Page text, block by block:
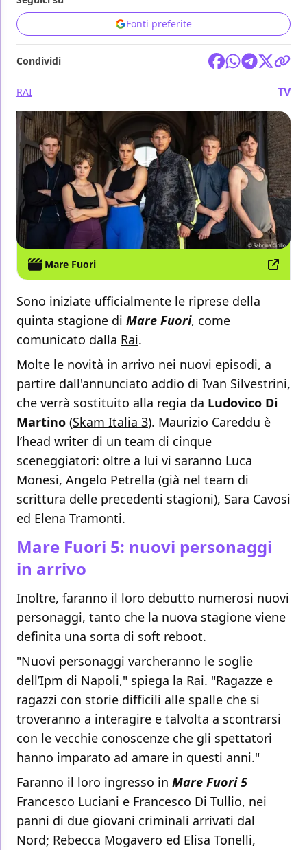
Fonti preferite
Condividi
RAI TV
Mare Fuori
Sono iniziate ufficialmente le riprese della
quinta stagione di Mare Fuori, come
comunicato dalla Rai.
Molte le novità in arrivo nei nuovi episodi, a
partire dall'annunciato addio di Ivan Silvestrini,
che verrà sostituito alla regia da Ludovico Di
Martino (Skam Italia 3). Maurizio Careddu è
l’head writer di un team di cinque
sceneggiatori: oltre a lui vi saranno Luca
Monesi, Angelo Petrella (già nel team di
scrittura delle precedenti stagioni), Sara Cavosi
ed Elena Tramonti.
Mare Fuori 5: nuovi personaggi
in arrivo
Inoltre, faranno il loro debutto numerosi nuovi
personaggi, tanto che la nuova stagione viene
definita una sorta di soft reboot.
"Nuovi personaggi varcheranno le soglie
dell’Ipm di Napoli," spiega la Rai. "Ragazze e
ragazzi con storie difficili alle spalle che si
troveranno a interagire e talvolta a scontrarsi
con le vecchie conoscenze che gli spettatori
hanno imparato ad amare in questi anni."
Faranno il loro ingresso in Mare Fuori 5
Francesco Luciani e Francesco Di Tullio, nei
panni di due giovani criminali arrivati dal
Nord; Rebecca Mogavero ed Elisa Tonelli,